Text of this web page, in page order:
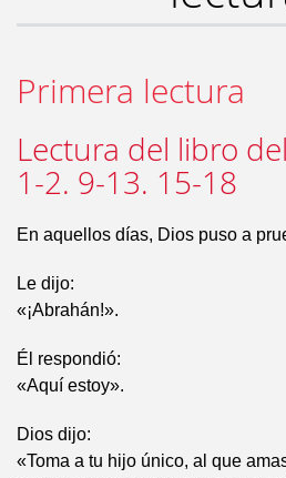
Primera lectura
Lectura del libro
1-2. 9-13. 15-18
En aquellos días, Dios puso a
Le dijo:
«¡Abrahán!».
Él respondió:
«Aquí estoy».
Dios dijo:
«Toma a tu hijo único, al que